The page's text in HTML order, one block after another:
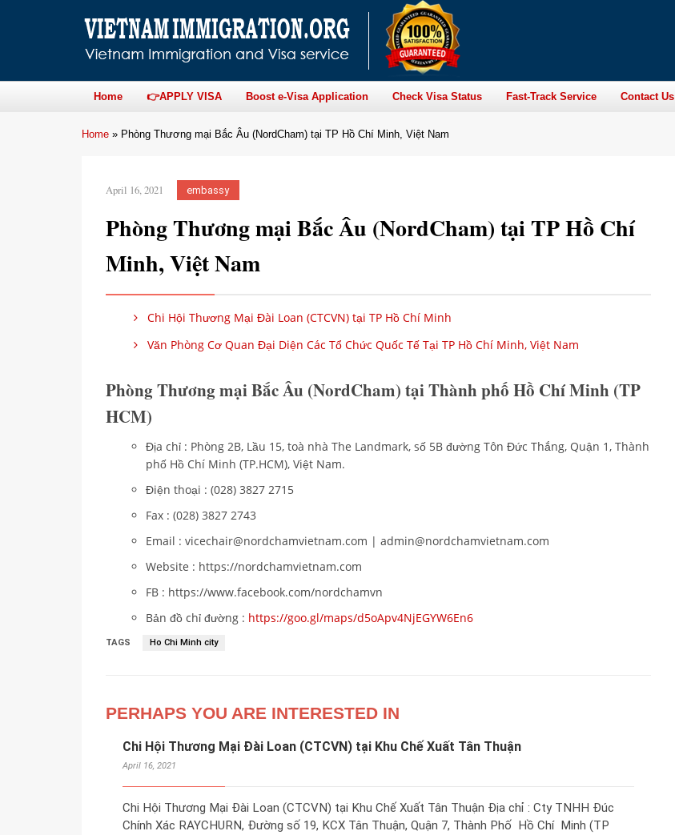
Home 👉APPLY VISA Boost e-Visa Application Check Visa Status Fast-Track Service Contact Us
Home » Phòng Thương mại Bắc Âu (NordCham) tại TP Hồ Chí Minh, Việt Nam
April 16, 2021 embassy
Phòng Thương mại Bắc Âu (NordCham) tại TP Hồ Chí
Minh, Việt Nam
Chi Hội Thương Mại Đài Loan (CTCVN) tại TP Hồ Chí Minh
Văn Phòng Cơ Quan Đại Diện Các Tổ Chức Quốc Tế Tại TP Hồ Chí Minh, Việt Nam
Phòng Thương mại Bắc Âu (NordCham) tại Thành phố Hồ Chí Minh (TP
HCM)
Địa chỉ : Phòng 2B, Lầu 15, toà nhà The Landmark, số 5B đường Tôn Đức Thắng, Quận 1, Thành
phố Hồ Chí Minh (TP.HCM), Việt Nam.
Điện thoại : (028) 3827 2715
Fax : (028) 3827 2743
Email : vicechair@nordchamvietnam.com | admin@nordchamvietnam.com
Website : https://nordchamvietnam.com
FB : https://www.facebook.com/nordchamvn
Bản đồ chỉ đường : https://goo.gl/maps/d5oApv4NjEGYW6En6
TAGS Ho Chi Minh city
PERHAPS YOU ARE INTERESTED IN
Chi Hội Thương Mại Đài Loan (CTCVN) tại Khu Chế Xuất Tân Thuận
April 16, 2021
Chi Hội Thương Mại Đài Loan (CTCVN) tại Khu Chế Xuất Tân Thuận Địa chỉ : Cty TNHH Đúc
Chính Xác RAYCHURN, Đường số 19, KCX Tân Thuận, Quận 7, Thành Phố Hồ Chí Minh (TP